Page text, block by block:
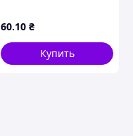
100г
60.10 ₴
Купить